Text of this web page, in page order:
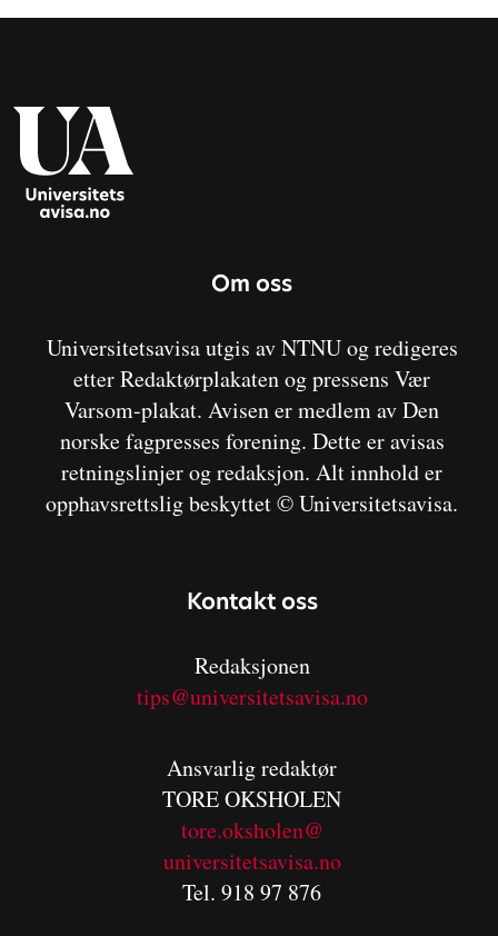
Om oss
Universitetsavisa utgis av NTNU og redigeres
etter Redaktørplakaten og pressens Vær
Varsom-plakat. Avisen er medlem av Den
norske fagpresses forening. Dette er avisas
retningslinjer og redaksjon. Alt innhold er
opphavsrettslig beskyttet © Universitetsavisa.
Kontakt oss
Redaksjonen
tips@universitetsavisa.no
Ansvarlig redaktør
TORE OKSHOLEN
tore.oksholen@
universitetsavisa.no
Tel. 918 97 876